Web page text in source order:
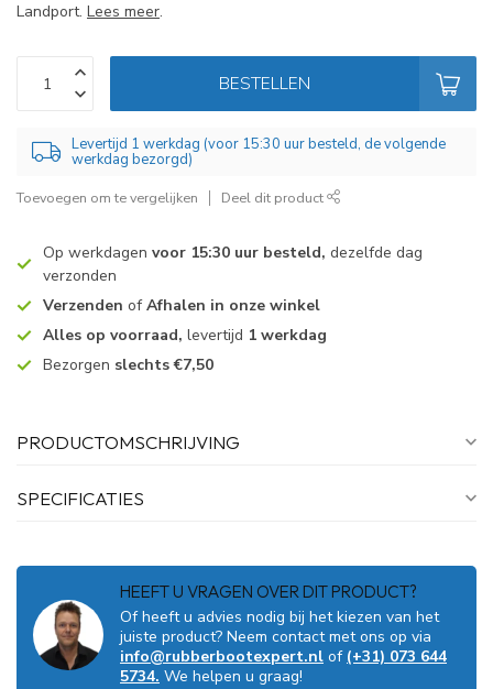
Landport. Lees meer.
BESTELLEN
Levertijd 1 werkdag (voor 15:30 uur besteld, de volgende
werkdag bezorgd)
Toevoegen om te vergelijken Deel dit product
Op werkdagen voor 15:30 uur besteld, dezelfde dag
verzonden
Verzenden ofAfhalen in onze winkel
Alles op voorraad, levertijd 1 werkdag
Bezorgen slechts €7,50
PRODUCTOMSCHRIJVING
SPECIFICATIES
HEEFT U VRAGEN OVER DIT PRODUCT?
Of heeft u advies nodig bij het kiezen van het
juiste product? Neem contact met ons op via
info@rubberbootexpert.nl of (+31) 073 644
5734. We helpen u graag!